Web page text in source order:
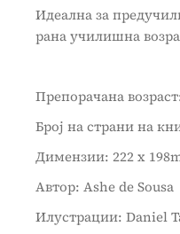
Идеална за
рана училишна
Препорачана
Број на страни на
Димензии: 222 x
Автор: Ashe de Sousa
Илустрации: Daniel